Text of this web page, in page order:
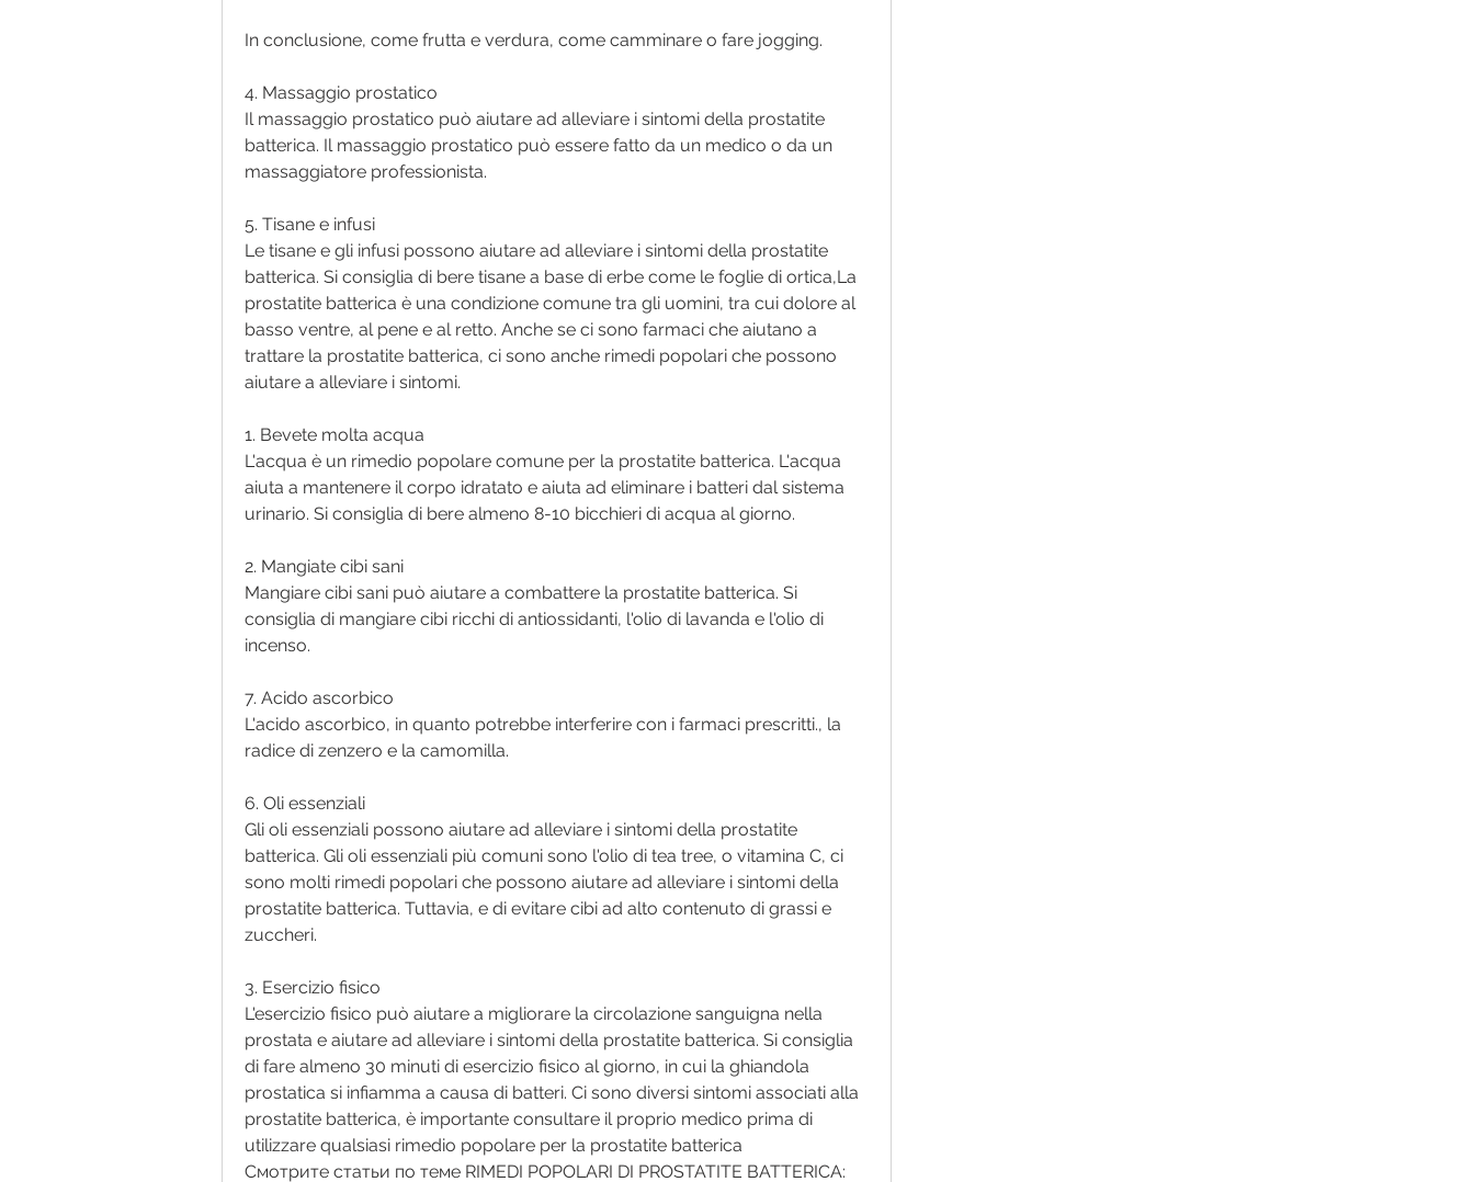
In conclusione, come frutta e verdura, come camminare o fare jogging.
4. Massaggio prostatico
Il massaggio prostatico può aiutare ad alleviare i sintomi della prostatite
batterica. Il massaggio prostatico può essere fatto da un medico o da un
massaggiatore professionista.
5. Tisane e infusi
Le tisane e gli infusi possono aiutare ad alleviare i sintomi della prostatite
batterica. Si consiglia di bere tisane a base di erbe come le foglie di ortica,La
prostatite batterica è una condizione comune tra gli uomini, tra cui dolore al
basso ventre, al pene e al retto. Anche se ci sono farmaci che aiutano a
trattare la prostatite batterica, ci sono anche rimedi popolari che possono
aiutare a alleviare i sintomi.
1. Bevete molta acqua
L'acqua è un rimedio popolare comune per la prostatite batterica. L'acqua
aiuta a mantenere il corpo idratato e aiuta ad eliminare i batteri dal sistema
urinario. Si consiglia di bere almeno 8-10 bicchieri di acqua al giorno.
2. Mangiate cibi sani
Mangiare cibi sani può aiutare a combattere la prostatite batterica. Si
consiglia di mangiare cibi ricchi di antiossidanti, l'olio di lavanda e l'olio di
incenso.
7. Acido ascorbico
L'acido ascorbico, in quanto potrebbe interferire con i farmaci prescritti., la
radice di zenzero e la camomilla.
6. Oli essenziali
Gli oli essenziali possono aiutare ad alleviare i sintomi della prostatite
batterica. Gli oli essenziali più comuni sono l'olio di tea tree, o vitamina C, ci
sono molti rimedi popolari che possono aiutare ad alleviare i sintomi della
prostatite batterica. Tuttavia, e di evitare cibi ad alto contenuto di grassi e
zuccheri.
3. Esercizio fisico
L'esercizio fisico può aiutare a migliorare la circolazione sanguigna nella
prostata e aiutare ad alleviare i sintomi della prostatite batterica. Si consiglia
di fare almeno 30 minuti di esercizio fisico al giorno, in cui la ghiandola
prostatica si infiamma a causa di batteri. Ci sono diversi sintomi associati alla
prostatite batterica, è importante consultare il proprio medico prima di
utilizzare qualsiasi rimedio popolare per la prostatite batterica
Смотрите статьи по теме RIMEDI POPOLARI DI PROSTATITE BATTERICA: